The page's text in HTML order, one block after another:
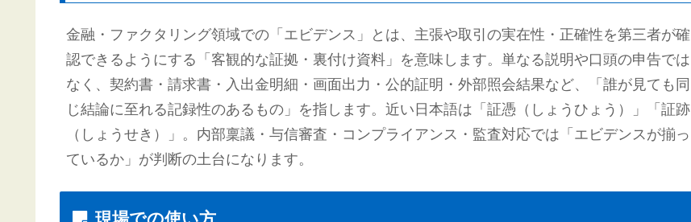
金融・ファクタリング領域での「エビデンス」とは、主張や取引の実在性・正確性を第三者が確
認できるようにする「客観的な証拠・裏付け資料」を意味します。単なる説明や口頭の申告では
なく、契約書・請求書・入出金明細・画面出力・公的証明・外部照会結果など、「誰が見ても同
じ結論に至れる記録性のあるもの」を指します。近い日本語は「証憑（しょうひょう）」「証跡
（しょうせき）」。内部稟議・与信審査・コンプライアンス・監査対応では「エビデンスが揃っ
ているか」が判断の土台になります。